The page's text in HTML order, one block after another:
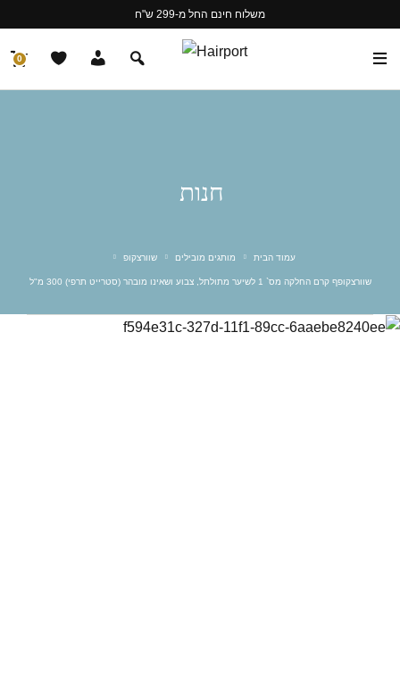
משלוח חינם החל מ-299 ש"ח
0
חנות
עמוד הבית מותגים מובילים שוורצקופ
שוורצקופף קרם החלקה מס` 1 לשיער מתולתל, צבוע ושאינו מובהר (סטרייט תרפי) 300 מ"ל